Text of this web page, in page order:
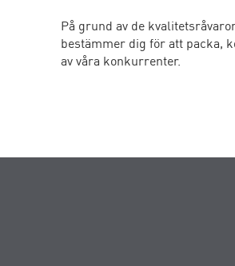
På grund av de
bestämmer dig för att packa,
av våra konkurrenter.